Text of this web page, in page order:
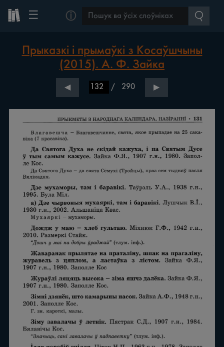
☰ ⓘ
Прыказкі і прымаўкі з Косаўшчыны
(2015). А. Ф. Зайка
◀ / 290 ▶